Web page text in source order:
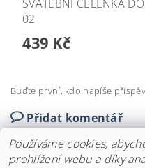
SVATEBNÍ ČELENKA
02
439 Kč
Buďte první, kdo napíše
Přidat komentář
Používáme cookies,
prohlížení webu a díky